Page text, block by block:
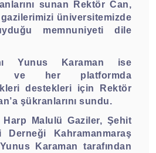
sunan Rektör Can,
gazilerimizi üniversitemizde
memnuniyeti dile
Yunus Karaman ise
ve her platformda
destekleri için Rektör
şükranlarını sundu.
Harp Malulü Gaziler, Şehit
Kahramanmaraş
Karaman tarafından